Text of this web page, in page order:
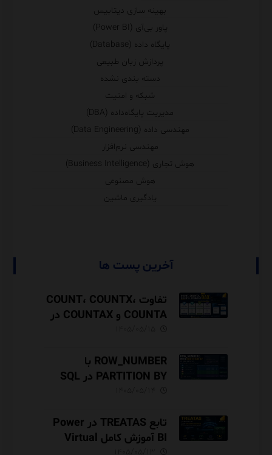
بهینه سازی دیتابیس
پاور بی‌آی (Power BI)
پایگاه داده (Database)
پردازش زبان طبیعی
دسته بندی نشده
شبکه و امنیت
مدیریت پایگاه‌داده (DBA)
مهندسی داده (Data Engineering)
مهندسی نرم‌افزار
هوش تجاری (Business Intelligence)
هوش مصنوعی
یادگیری ماشین
آخرین پست ها
تفاوت COUNT، COUNTX،
COUNTA و COUNTAX در
ROW_NUMBER با
PARTITION BY در SQL
تابع TREATAS در Power
BI آموزش کامل Virtual